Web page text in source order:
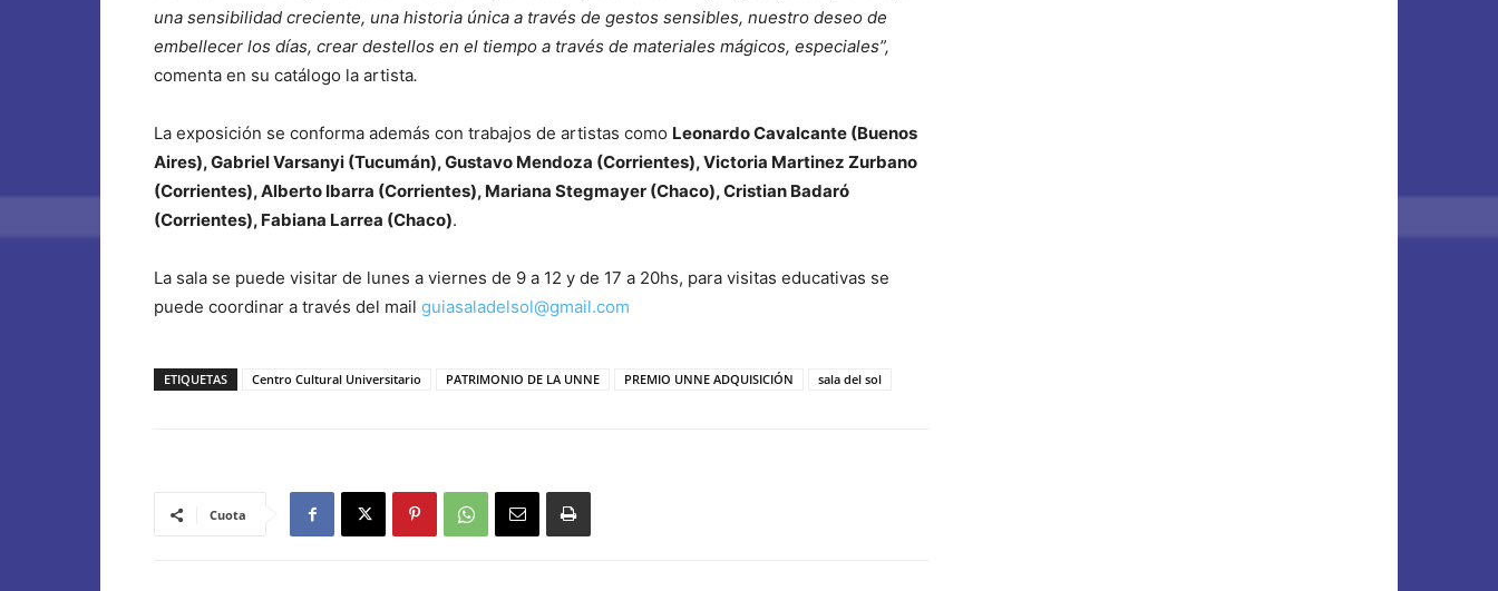
una sensibilidad creciente, una historia única a través de gestos sensibles, nuestro deseo de
embellecer los días, crear destellos en el tiempo a través de materiales mágicos, especiales”,
comenta en su catálogo la artista.
La exposición se conforma además con trabajos de artistas como Leonardo Cavalcante (Buenos
Aires), Gabriel Varsanyi (Tucumán), Gustavo Mendoza (Corrientes), Victoria Martinez Zurbano
(Corrientes), Alberto Ibarra (Corrientes), Mariana Stegmayer (Chaco), Cristian Badaró
(Corrientes), Fabiana Larrea (Chaco).
La sala se puede visitar de lunes a viernes de 9 a 12 y de 17 a 20hs, para visitas educativas se
puede coordinar a través del mail guiasaladelsol@gmail.com
ETIQUETAS Centro Cultural Universitario PATRIMONIO DE LA UNNE PREMIO UNNE ADQUISICIÓN sala del sol
Cuota